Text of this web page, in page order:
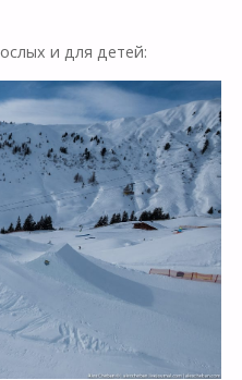
и для детей: